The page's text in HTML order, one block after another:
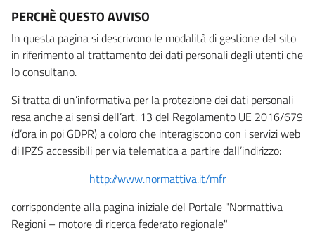
PERCHÈ QUESTO AVVISO
In questa pagina si descrivono le modalità di gestione del sito
in riferimento al trattamento dei dati personali degli utenti che
lo consultano.
Si tratta di un’informativa per la protezione dei dati personali
resa anche ai sensi dell’art. 13 del Regolamento UE 2016/679
(d’ora in poi GDPR) a coloro che interagiscono con i servizi web
di IPZS accessibili per via telematica a partire dall’indirizzo:
http://www.normattiva.it/mfr
corrispondente alla pagina iniziale del Portale "Normattiva
Regioni – motore di ricerca federato regionale"